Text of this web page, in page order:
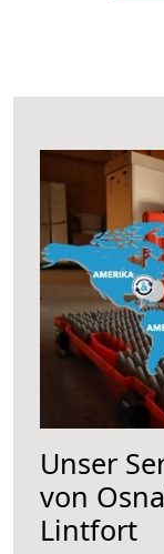
Unser
von
Lintfort